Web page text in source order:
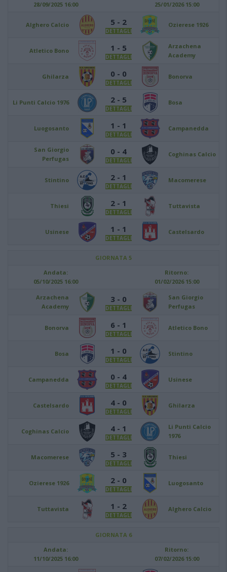
28/09/2025 16:00
25/01/2026 15:00
Alghero Calcio 5 - 2
DETTAGLI
Ozierese 1926
Atletico Bono 1 - 5
DETTAGLI
Arzachena
Academy
Ghilarza 0 - 0
DETTAGLI
Bonorva
Li Punti Calcio 1976 2 - 5
DETTAGLI
Bosa
Luogosanto 1 - 1
DETTAGLI
Campanedda
San Giorgio
Perfugas
0 - 4
DETTAGLI
Coghinas Calcio
Stintino 2 - 1
DETTAGLI
Macomerese
Thiesi 2 - 1
DETTAGLI
Tuttavista
Usinese 1 - 1
DETTAGLI
Castelsardo
GIORNATA 5
Andata:
05/10/2025 16:00
Ritorno:
01/02/2026 15:00
Arzachena
Academy
3 - 0
DETTAGLI
San Giorgio
Perfugas
Bonorva 6 - 1
DETTAGLI
Atletico Bono
Bosa 1 - 0
DETTAGLI
Stintino
Campanedda 0 - 4
DETTAGLI
Usinese
Castelsardo 4 - 0
DETTAGLI
Ghilarza
Coghinas Calcio 4 - 1
DETTAGLI
Li Punti Calcio
1976
Macomerese 5 - 3
DETTAGLI
Thiesi
Ozierese 1926 2 - 0
DETTAGLI
Luogosanto
Tuttavista 1 - 2
DETTAGLI
Alghero Calcio
GIORNATA 6
Andata:
11/10/2025 16:00
Ritorno:
07/02/2026 15:00